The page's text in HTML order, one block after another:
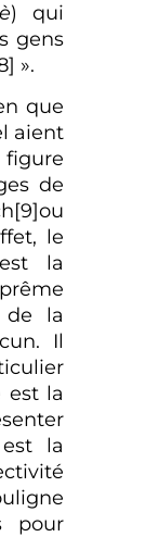
) qui
gens
».
que
aient
figure
de
[9]ou
le
la
la
Il
est la
la
pour